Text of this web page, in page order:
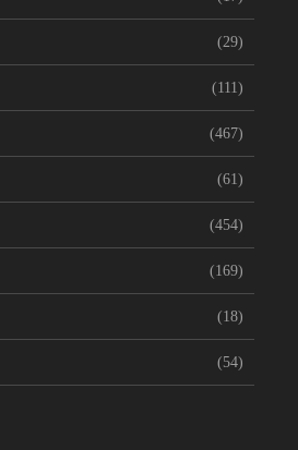
(29)
(111)
(467)
(61)
(454)
(169)
(18)
(54)